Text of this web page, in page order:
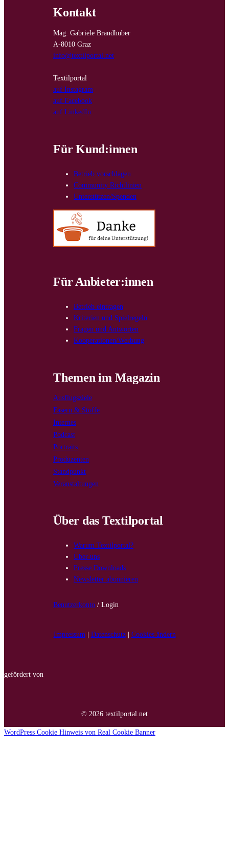
Kontakt
Mag. Gabriele Brandhuber
A-8010 Graz
info@textilportal.net
Textilportal
auf Instagram
auf Facebook
auf LinkedIn
Für Kund:innen
Betrieb vorschlagen
Community Richtlinien
Unterstützen/Spenden
Für Anbieter:innen
Betrieb eintragen
Kriterien und Spielregeln
Fragen und Antworten
Kooperationen/Werbung
Themen im Magazin
Ausflugsziele
Fasern & Stoffe
Internes
Podcast
Portraits
Produzenten
Standpunkt
Veranstaltungen
Über das Textilportal
Warum Textilportal?
Über uns
Presse Downloads
Newsletter abonnieren
Benutzerkonto / Login
Impressum| Datenschutz| Cookies ändern
gefördert von
© 2026 textilportal.net
WordPress Cookie Hinweis von Real Cookie Banner